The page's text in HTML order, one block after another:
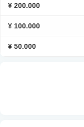
¥ 200.000
¥ 100.000
¥ 50.000